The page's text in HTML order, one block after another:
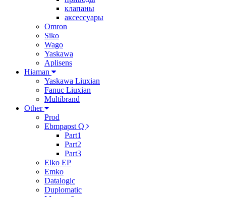
клапаны
аксессуары
Omron
Siko
Wago
Yaskawa
Aplisens
Hiaman
Yaskawa Liuxian
Fanuc Liuxian
Multibrand
Other
Prod
Ebmpapst Q
Part1
Part2
Part3
Elko EP
Emko
Datalogic
Duplomatic